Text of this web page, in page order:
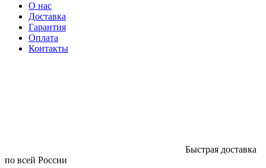
О нас
Доставка
Гарантия
Оплата
Контакты
Быстрая доставка
по всей России